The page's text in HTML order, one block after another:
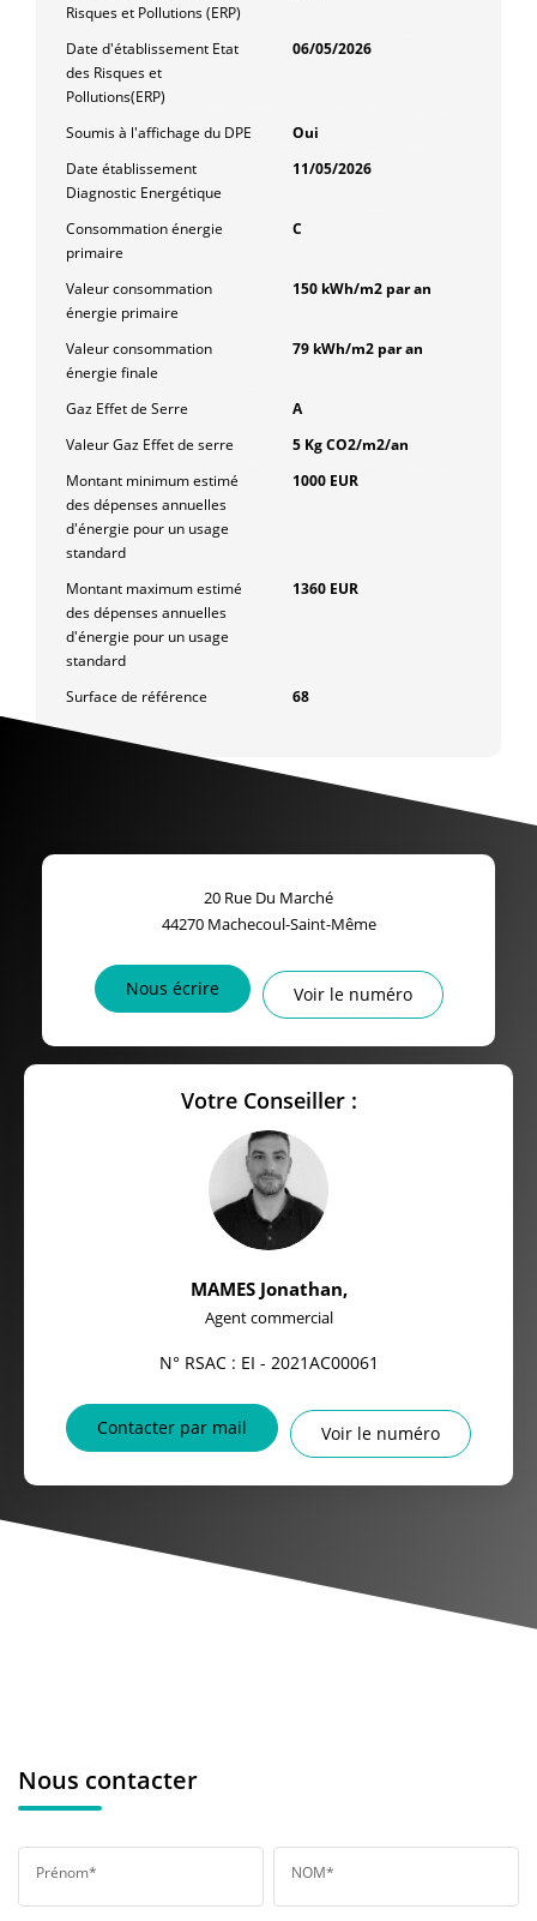
Risques et Pollutions (ERP)
Date d'établissement Etat
des Risques et
Pollutions(ERP)
06/05/2026
Soumis à l'affichage du DPE
Oui
Date établissement
Diagnostic Energétique
11/05/2026
Consommation énergie
primaire
C
Valeur consommation
énergie primaire
150 kWh/m2 par an
Valeur consommation
énergie finale
79 kWh/m2 par an
Gaz Effet de Serre
A
Valeur Gaz Effet de serre
5 Kg CO2/m2/an
Montant minimum estimé
des dépenses annuelles
d'énergie pour un usage
standard
1000 EUR
Montant maximum estimé
des dépenses annuelles
d'énergie pour un usage
standard
1360 EUR
Surface de référence 68
20 Rue Du Marché
44270 Machecoul-Saint-Même
Nous écrire Voir le numéro
Votre Conseiller :
MAMES Jonathan,
Agent commercial
N° RSAC : EI - 2021AC00061
Contacter par mail Voir le numéro
Nous contacter
Prénom* NOM*